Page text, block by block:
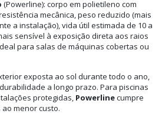
(Powerline): corpo em polietileno com
mecânica, peso reduzido (mais
a instalação), vida útil estimada de 10 a
sensível à exposição direta aos raios
para salas de máquinas cobertas ou
exposta ao sol durante todo o ano,
a longo prazo. Para piscinas
protegidas, Powerlinecumpre
menor custo.